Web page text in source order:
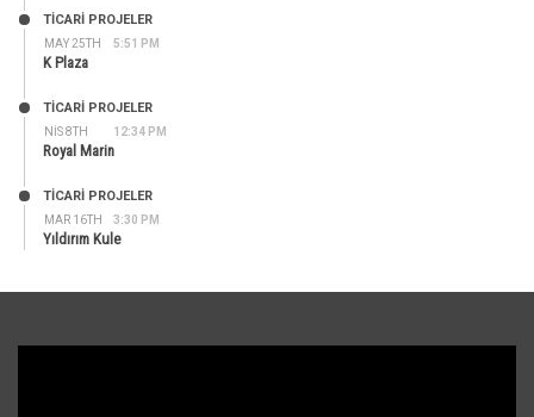
MAY 25TH 5:51 PM
TİCARİ PROJELER
K Plaza
NIS 8TH 12:34 PM
TİCARİ PROJELER
Royal Marin
MAR 16TH 3:30 PM
TİCARİ PROJELER
Yıldırım Kule